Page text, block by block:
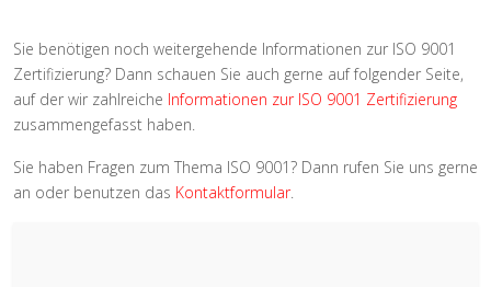
Sie benötigen noch weitergehende Informationen zur ISO 9001
Zertifizierung? Dann schauen Sie auch gerne auf folgender Seite,
auf der wir zahlreiche Informationen zur ISO 9001 Zertifizierung
zusammengefasst haben.
Sie haben Fragen zum Thema ISO 9001? Dann rufen Sie uns gerne
an oder benutzen das Kontaktformular.